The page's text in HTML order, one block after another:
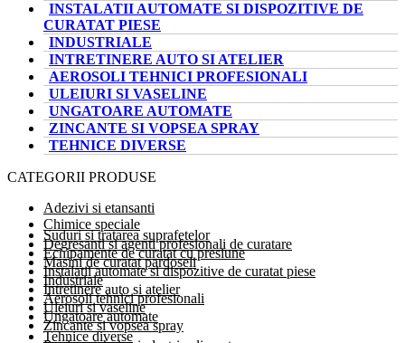
INSTALATII AUTOMATE SI DISPOZITIVE DE
CURATAT PIESE
INDUSTRIALE
INTRETINERE AUTO SI ATELIER
AEROSOLI TEHNICI PROFESIONALI
ULEIURI SI VASELINE
UNGATOARE AUTOMATE
ZINCANTE SI VOPSEA SPRAY
TEHNICE DIVERSE
CATEGORII PRODUSE
Adezivi si etansanti
Chimice speciale
Suduri si tratarea suprafetelor
Degresanti si agenti profesionali de curatare
Echipamente de curatat cu presiune
Masini de curatat pardoseli
Instalatii automate si dispozitive de curatat piese
Industriale
Intretinere auto si atelier
Aerosoli tehnici profesionali
Uleiuri si vaseline
Ungatoare automate
Zincante si vopsea spray
Tehnice diverse